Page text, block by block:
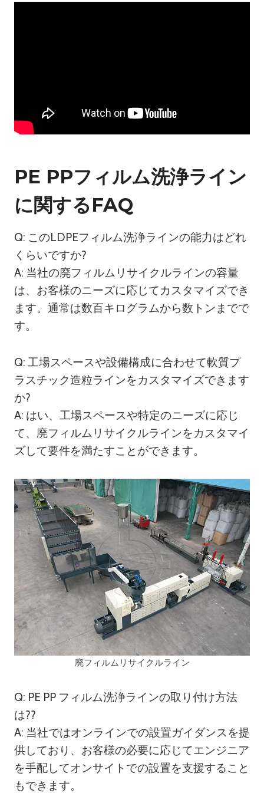
PE PPフィルム洗浄ライン
に関するFAQ
Q: このLDPEフィルム洗浄ラインの能力はどれ
くらいですか?
A: 当社の廃フィルムリサイクルラインの容量
は、お客様のニーズに応じてカスタマイズでき
ます。通常は数百キログラムから数トンまでで
す。
Q: 工場スペースや設備構成に合わせて軟質プ
ラスチック造粒ラインをカスタマイズできます
か?
A: はい、工場スペースや特定のニーズに応じ
て、廃フィルムリサイクルラインをカスタマイ
ズして要件を満たすことができます。
廃フィルムリサイクルライン
Q: PE PP フィルム洗浄ラインの取り付け方法
は??
A: 当社ではオンラインでの設置ガイダンスを提
供しており、お客様の必要に応じてエンジニア
を手配してオンサイトでの設置を支援すること
もできます。